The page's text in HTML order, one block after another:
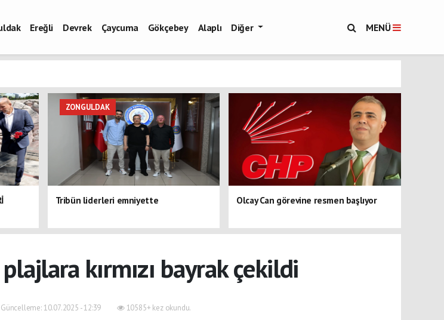
Ereğli Devrek Çaycuma Gökçebey Alaplı Diğer MENÜ
ZONGULDAK
Tribün liderleri emniyette Olcay Can görevine resmen başlıyor
kırmızı bayrak çekildi
10.07.2025 - 12:39 10585+ kez okundu.